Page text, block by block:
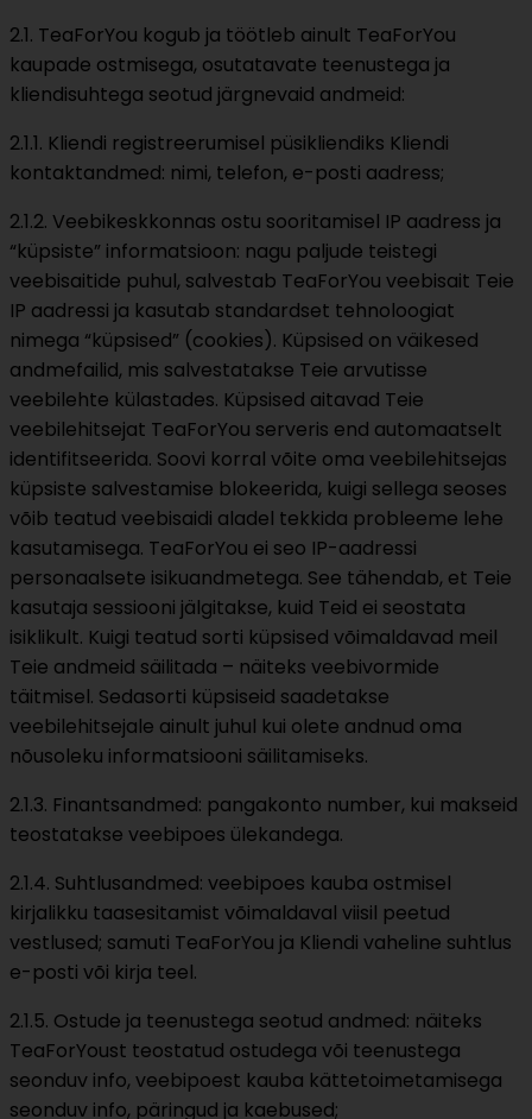
2.1. TeaForYou kogub ja töötleb ainult TeaForYou
kaupade ostmisega, osutatavate teenustega ja
kliendisuhtega seotud järgnevaid andmeid:
2.1.1. Kliendi registreerumisel püsikliendiks Kliendi
kontaktandmed: nimi, telefon, e-posti aadress;
2.1.2. Veebikeskkonnas ostu sooritamisel IP aadress ja
“küpsiste” informatsioon: nagu paljude teistegi
veebisaitide puhul, salvestab TeaForYou veebisait Teie
IP aadressi ja kasutab standardset tehnoloogiat
nimega “küpsised” (cookies). Küpsised on väikesed
andmefailid, mis salvestatakse Teie arvutisse
veebilehte külastades. Küpsised aitavad Teie
veebilehitsejat TeaForYou serveris end automaatselt
identifitseerida. Soovi korral võite oma veebilehitsejas
küpsiste salvestamise blokeerida, kuigi sellega seoses
võib teatud veebisaidi aladel tekkida probleeme lehe
kasutamisega. TeaForYou ei seo IP-aadressi
personaalsete isikuandmetega. See tähendab, et Teie
kasutaja sessiooni jälgitakse, kuid Teid ei seostata
isiklikult. Kuigi teatud sorti küpsised võimaldavad meil
Teie andmeid säilitada – näiteks veebivormide
täitmisel. Sedasorti küpsiseid saadetakse
veebilehitsejale ainult juhul kui olete andnud oma
nõusoleku informatsiooni säilitamiseks.
2.1.3. Finantsandmed: pangakonto number, kui makseid
teostatakse veebipoes ülekandega.
2.1.4. Suhtlusandmed: veebipoes kauba ostmisel
kirjalikku taasesitamist võimaldaval viisil peetud
vestlused; samuti TeaForYou ja Kliendi vaheline suhtlus
e-posti või kirja teel.
2.1.5. Ostude ja teenustega seotud andmed: näiteks
TeaForYoust teostatud ostudega või teenustega
seonduv info, veebipoest kauba kättetoimetamisega
seonduv info, päringud ja kaebused;